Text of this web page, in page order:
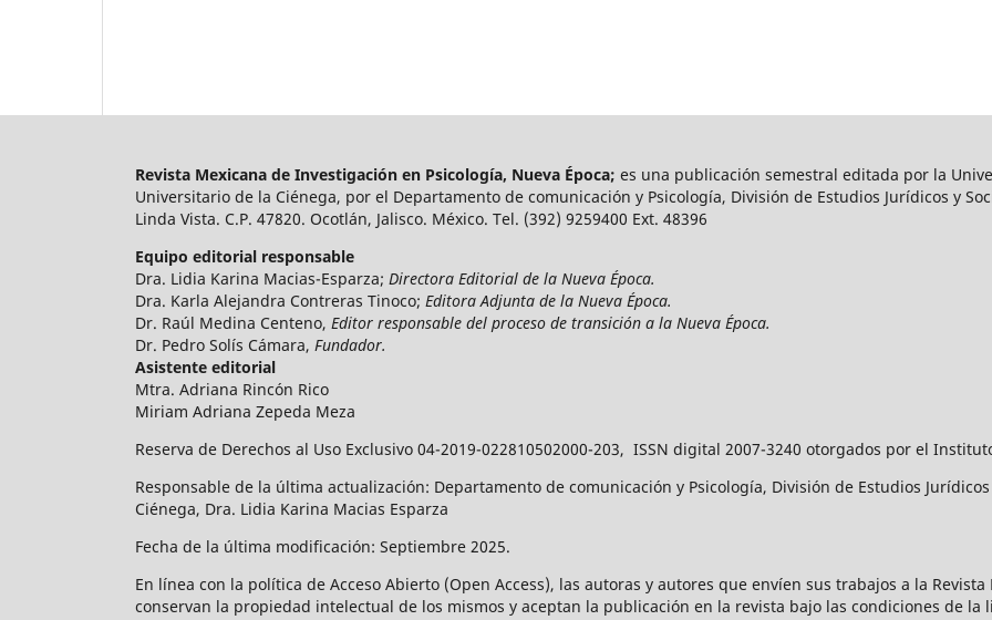
Revista Mexicana de Investigación en Psicología, Nueva Época; es una publicación semestral editada por la
Universitario de la Ciénega, por el Departamento de comunicación y Psicología, División de Estudios Jurídicos y
Linda Vista. C.P. 47820. Ocotlán, Jalisco. México. Tel. (392) 9259400 Ext. 48396
Equipo editorial responsable
Dra. Lidia Karina Macias-Esparza; Directora Editorial de la Nueva Época.
Dra. Karla Alejandra Contreras Tinoco; Editora Adjunta de la Nueva Época.
Dr. Raúl Medina Centeno, Editor responsable del proceso de transición a la Nueva Época.
Dr. Pedro Solís Cámara, Fundador.
Asistente editorial
Mtra. Adriana Rincón Rico
Miriam Adriana Zepeda Meza
Reserva de Derechos al Uso Exclusivo 04-2019-022810502000-203, ISSN digital 2007-3240 otorgados por el
Responsable de la última actualización: Departamento de comunicación y Psicología, División de Estudios
Ciénega, Dra. Lidia Karina Macias Esparza
Fecha de la última modificación: Septiembre 2025.
En línea con la política de Acceso Abierto (Open Access), las autoras y autores que envíen sus trabajos a la
conservan la propiedad intelectual de los mismos y aceptan la publicación en la revista bajo las condiciones de la